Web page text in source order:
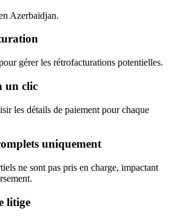
Azerbaïdjan.
gérer les rétrofacturations potentielles.
un clic
les détails de paiement pour chaque
uniquement
ne sont pas pris en charge, impactant
litige